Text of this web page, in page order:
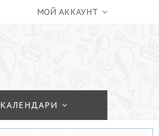
МОЙ АККАУНТ
КАЛЕНДАРИ